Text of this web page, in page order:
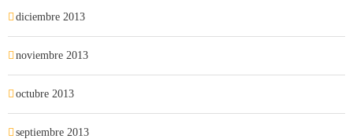
diciembre 2013
noviembre 2013
octubre 2013
septiembre 2013